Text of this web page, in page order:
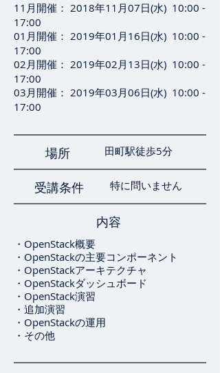
11月開催： 2018年11月07日(水) 10:00 -
17:00
01月開催： 2019年01月16日(水) 10:00 -
17:00
02月開催： 2019年02月13日(水) 10:00 -
17:00
03月開催： 2019年03月06日(水) 10:00 -
17:00
場所 田町駅徒歩5分
受講条件 特に問いません
内容
・OpenStack概要
・OpenStackの主要コンポーネント
・OpenStackアーキテクチャ
・OpenStackダッシュボード
・OpenStack演習
・追加演習
・ OpenStackの運用
・ その他